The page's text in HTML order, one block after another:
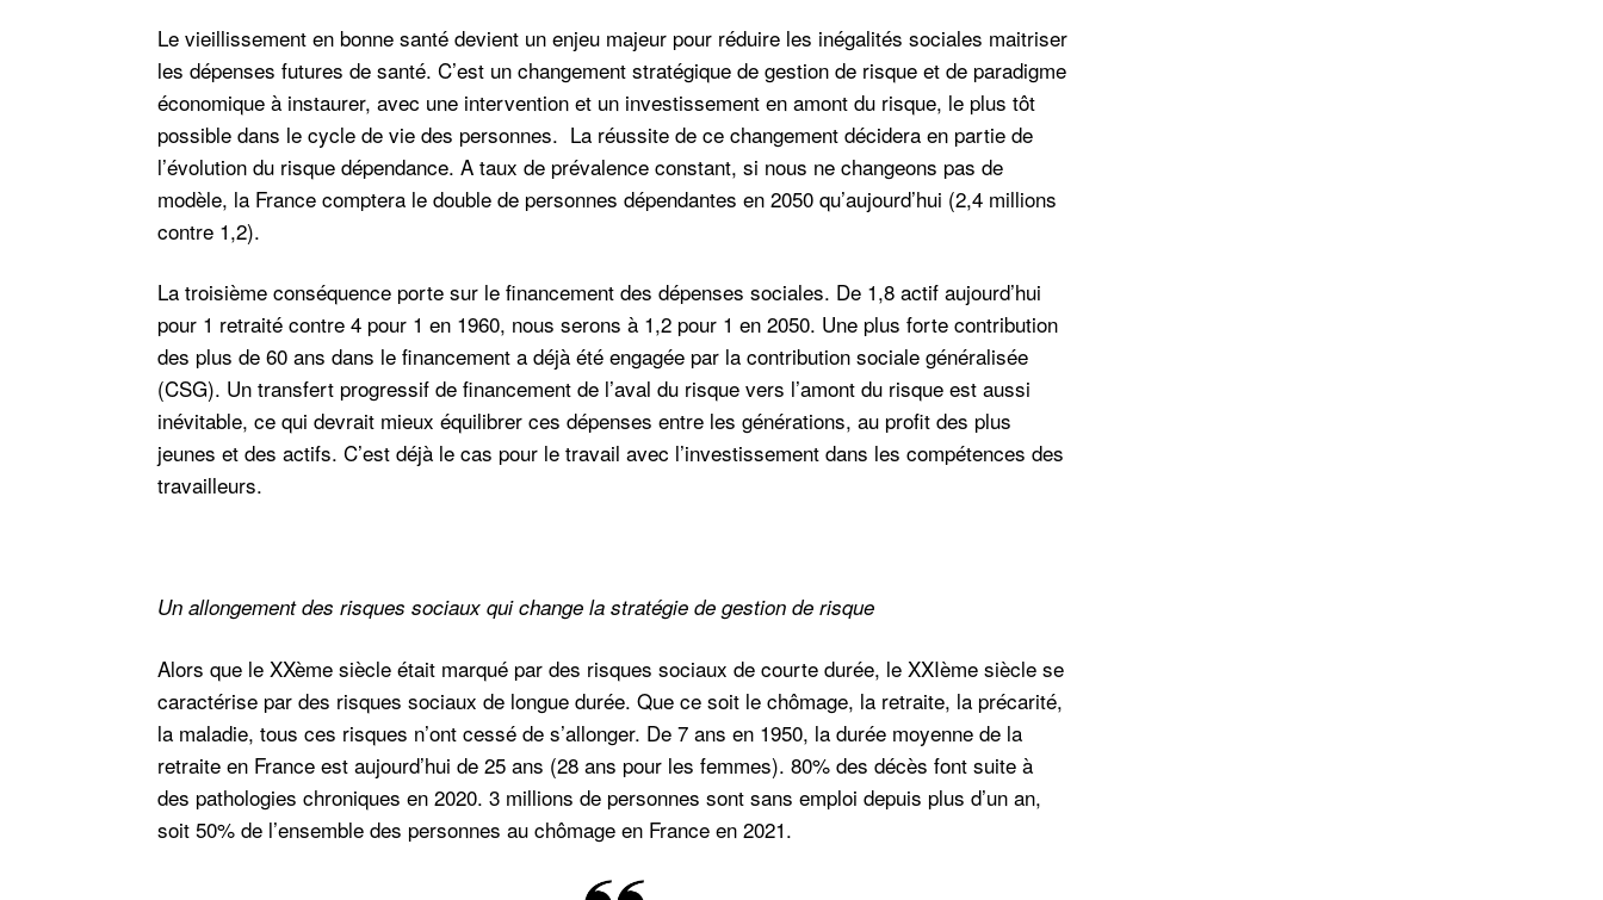
Le vieillissement en bonne santé devient un enjeu majeur pour réduire les inégalités sociales maitriser
les dépenses futures de santé. C’est un changement stratégique de gestion de risque et de paradigme
économique à instaurer, avec une intervention et un investissement en amont du risque, le plus tôt
possible dans le cycle de vie des personnes. La réussite de ce changement décidera en partie de
l’évolution du risque dépendance. A taux de prévalence constant, si nous ne changeons pas de
modèle, la France comptera le double de personnes dépendantes en 2050 qu’aujourd’hui (2,4 millions
contre 1,2).
La troisième conséquence porte sur le financement des dépenses sociales. De 1,8 actif aujourd’hui
pour 1 retraité contre 4 pour 1 en 1960, nous serons à 1,2 pour 1 en 2050. Une plus forte contribution
des plus de 60 ans dans le financement a déjà été engagée par la contribution sociale généralisée
(CSG). Un transfert progressif de financement de l’aval du risque vers l’amont du risque est aussi
inévitable, ce qui devrait mieux équilibrer ces dépenses entre les générations, au profit des plus
jeunes et des actifs. C’est déjà le cas pour le travail avec l’investissement dans les compétences des
travailleurs.
Un allongement des risques sociaux qui change la stratégie de gestion de risque
Alors que le XXème siècle était marqué par des risques sociaux de courte durée, le XXIème siècle se
caractérise par des risques sociaux de longue durée. Que ce soit le chômage, la retraite, la précarité,
la maladie, tous ces risques n’ont cessé de s’allonger. De 7 ans en 1950, la durée moyenne de la
retraite en France est aujourd’hui de 25 ans (28 ans pour les femmes). 80% des décès font suite à
des pathologies chroniques en 2020. 3 millions de personnes sont sans emploi depuis plus d’un an,
soit 50% de l’ensemble des personnes au chômage en France en 2021.